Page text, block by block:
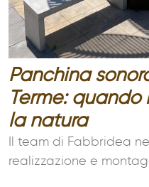
Panchina
Terme:
la natura
Il team di Fabbridea
realizzazione e